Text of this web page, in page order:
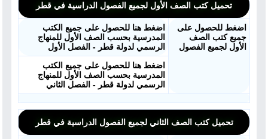
تحميل كتب الصف الأول لجميع الفصول الدراسية في قطر
اضغط للحصول على
جميع كتب الصف
الأول لجميع الفصول
اضغط هنا للحصول على جميع الكتب
المدرسية بحسب الصف الأول للمنهاج
الرسمي لدولة قطر - الفصل الأول
اضغط هنا للحصول على جميع الكتب
المدرسية بحسب الصف الأول للمنهاج
الرسمي لدولة قطر - الفصل الثاني
تحميل كتب الصف الثاني لجميع الفصول الدراسية في قطر